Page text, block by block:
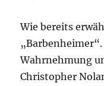
Wie bereits
Wahrnehmung
Christopher